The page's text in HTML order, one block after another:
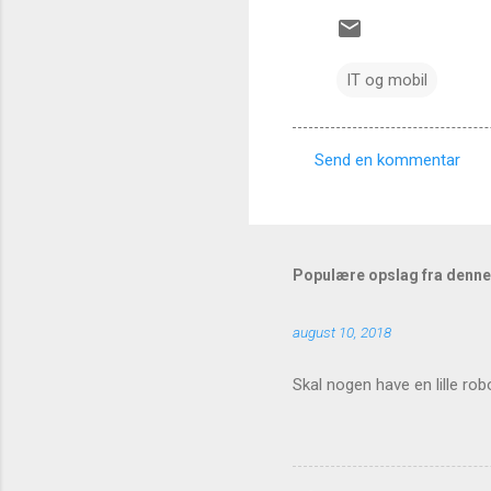
IT og mobil
m
n
Send en kommentar
Populære opslag fra
august 10, 2018
Skal nogen have en lille